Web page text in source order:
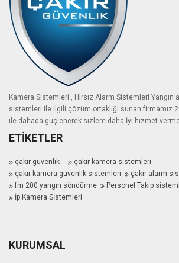
Kamera Sistemleri , Hırsız Alarm Sistemleri Yangın
sistemleri ile ilgili çözüm ortaklığı sunan firmamız
ile dahada güçlenerek sizlere daha İyi hizmet
ETIKETLER
çakır güvenlik
çakir kamera sistemleri
çakır kamera güvenlik sistemleri
çakır alarm
fm 200 yangın söndürme
Personel Takip
İp Kamera Sİstemleri
KURUMSAL